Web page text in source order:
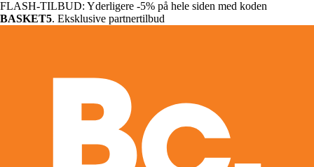
FLASH-TILBUD: Yderligere -5% på hele siden med koden
BASKET5. Eksklusive partnertilbud